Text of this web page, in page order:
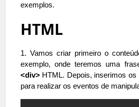
exemplos.
HTML
1. Vamos criar primeiro o
exemplo, onde teremos uma
<div> HTML. Depois, inserimos os
para realizar os eventos de